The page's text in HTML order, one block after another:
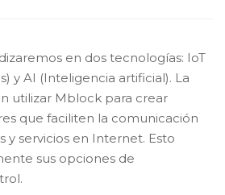
en dos tecnologías: IoT
y AI (Inteligencia artificial). La
utilizar Mblock para crear
que faciliten la comunicación
y servicios en Internet. Esto
sus opciones de